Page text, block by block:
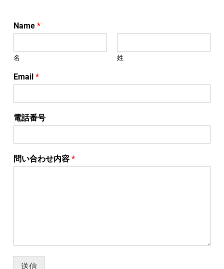
Name *
名 姓
Email *
電話番号
問い合わせ内容 *
送信